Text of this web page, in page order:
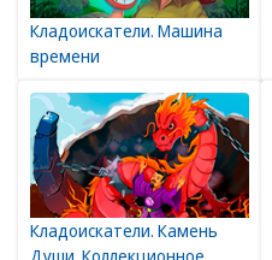
Кладоискатели. Машина
времени
Кладоискатели. Камень